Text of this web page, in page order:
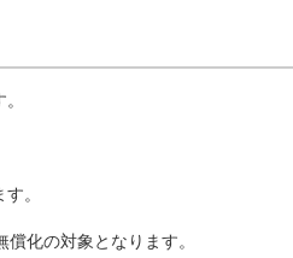
。
化の対象となります。